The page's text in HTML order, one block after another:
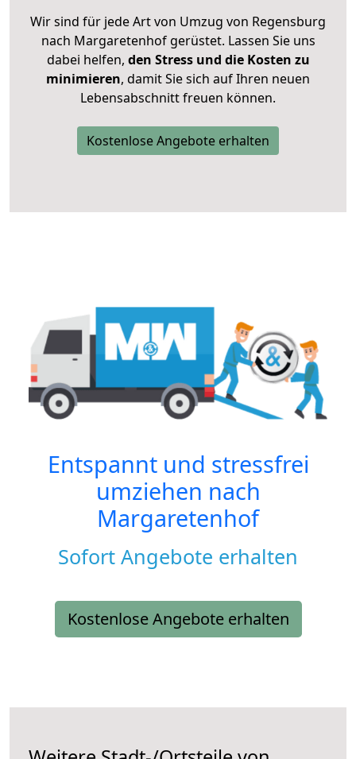
Wir sind für jede Art von Umzug von Regensburg
nach Margaretenhof gerüstet. Lassen Sie uns
dabei helfen, den Stress und die Kosten zu
minimieren, damit Sie sich auf Ihren neuen
Lebensabschnitt freuen können.
Kostenlose Angebote erhalten
Entspannt und stressfrei
umziehen nach
Margaretenhof
Sofort Angebote erhalten
Kostenlose Angebote erhalten